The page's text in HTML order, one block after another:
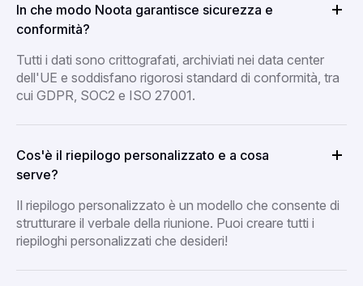
In che modo Noota garantisce sicurezza e
conformità?
Tutti i dati sono crittografati, archiviati nei data center
dell'UE e soddisfano rigorosi standard di conformità, tra
cui GDPR, SOC2 e ISO 27001.
Cos'è il riepilogo personalizzato e a cosa
serve?
Il riepilogo personalizzato è un modello che consente di
strutturare il verbale della riunione. Puoi creare tutti i
riepiloghi personalizzati che desideri!